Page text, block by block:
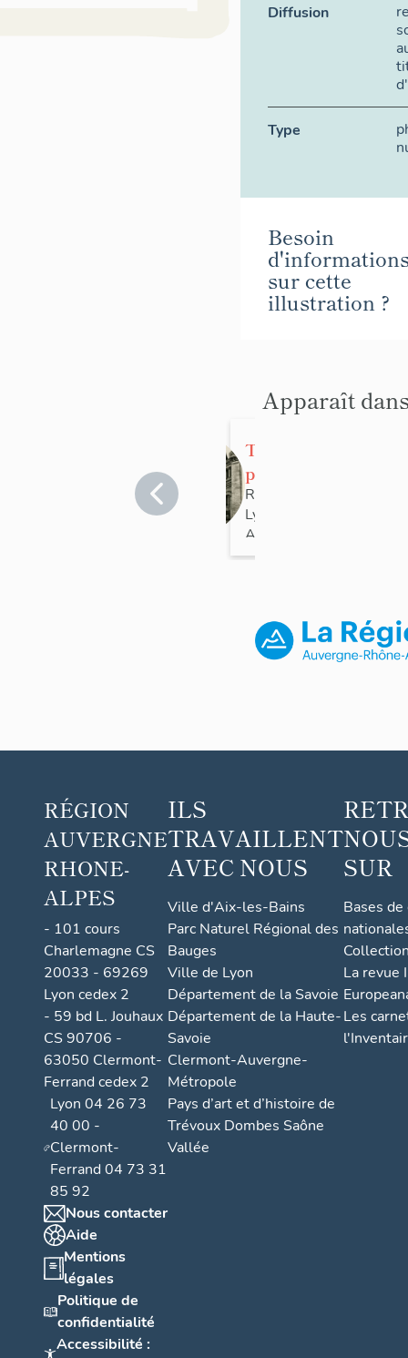
Diffusion
Type
Besoin
sur cette
illustration ?
Apparaît
Temple de
protestants
dit Grand
Temple,
immeuble
Rhône
Lyon 3e
Arrondissement
RÉGION
AUVERGNE
RHONE-
ALPES
- 101 cours
Charlemagne CS
20033 - 69269
Lyon cedex 2
- 59 bd L. Jouhaux
CS 90706 -
63050 Clermont-
Ferrand cedex 2
Lyon 04 26 73
40 00 -
Clermont-
Ferrand 04 73 31
85 92
Nous contacter
Aide
Mentions
légales
Politique de
confidentialité
Accessibilité :
ILS
TRAVAILLENT
AVEC NOUS
Ville d'Aix-les-Bains
Parc Naturel Régional des
Bauges
Ville de Lyon
Département de la Savoie
Département de la Haute-
Savoie
Clermont-Auvergne-
Métropole
Pays d’art et d’histoire de
Trévoux Dombes Saône
Vallée
SUR
Bases
La revue
Les